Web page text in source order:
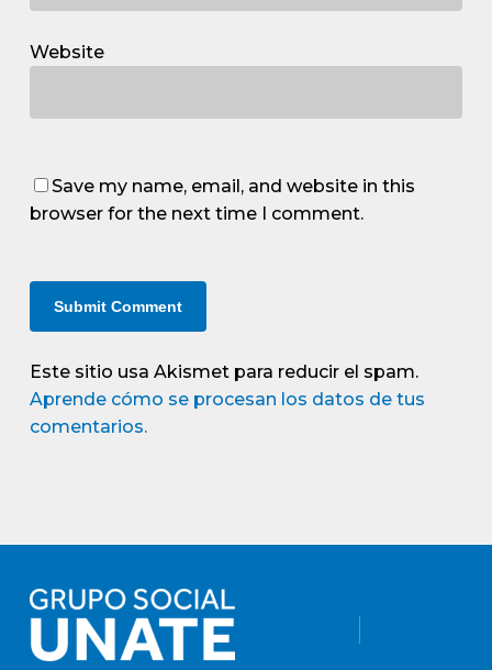
Website
Save my name, email, and website in this
browser for the next time I comment.
Este sitio usa Akismet para reducir el spam.
Aprende cómo se procesan los datos de tus
comentarios.